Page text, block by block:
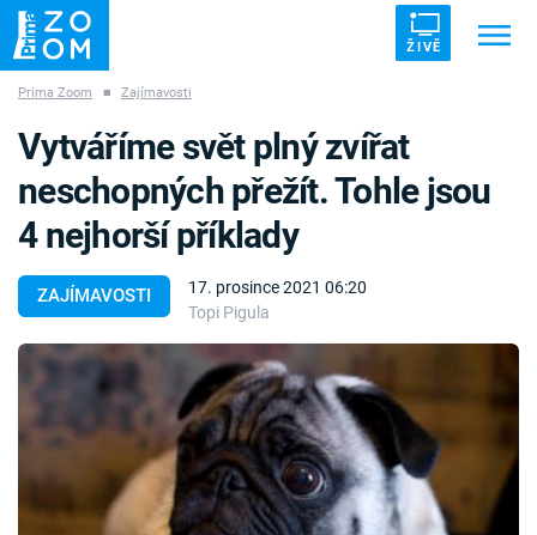
ŽIVĚ
ZÁHADY VETŘELCI DÁVNOVĚKU
Témata
Témata
Pořady
TV Program
Prima Zoom ■ Zajímavosti
ZAJÍMAVOSTI
17. prosince 2021 06:20
Topi Pigula
Vytváříme svět plný zvířat
neschopných přežít. Tohle jsou
4 nejhorší příklady